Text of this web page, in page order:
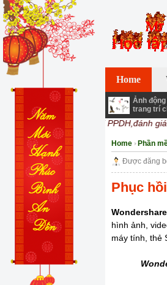
Chào bạn
Home
Ảnh
trang trí
*Chuyên đề đổi mới PPDH,đánh giá
Home Phần
Được đăng
Phục
hình ảnh,
máy tính, thẻ